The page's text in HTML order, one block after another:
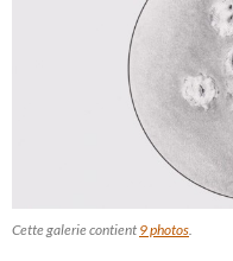
Cette galerie contient 9 photos